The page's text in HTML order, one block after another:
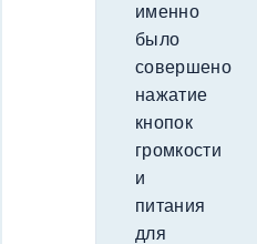
именно
было
совершено
нажатие
кнопок
громкости
и
питания
для